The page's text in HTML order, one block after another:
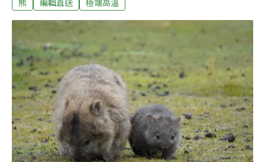
法棄置案件，彰化檢方破獲營建廢棄物處理廠偽造土方去
向證明，結果將營建廢棄物全丟在二林中科園區用地；苗
栗有地主以每車2500到4000元價格，讓多家清運廠商將廢
樹枝棄置山區土地。兩起案件經轄區檢警追查後，依違反
《廢棄物清理法》等罪嫌起訴多位涉案人，並求處重刑。
（公視新聞網報導）
熊
編輯直送 極端高溫